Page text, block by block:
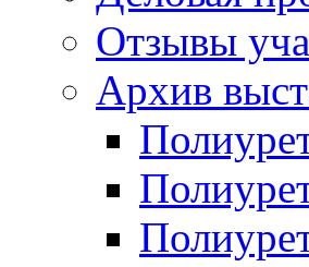
Отзывы
Архив